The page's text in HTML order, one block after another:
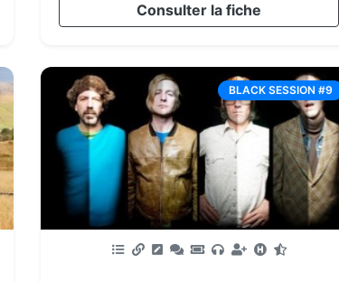
Consulter la fiche
BLACK SESSION #9